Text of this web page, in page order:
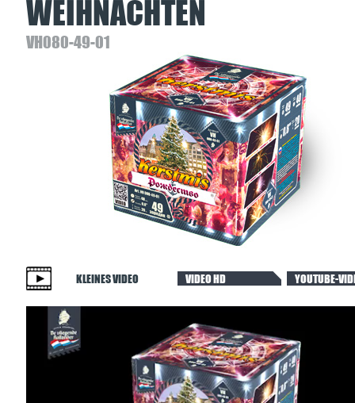
WEIHNACHTEN
VH080-49-01
YOUTUBE-
VIDEO HD
KLEINES VIDEO